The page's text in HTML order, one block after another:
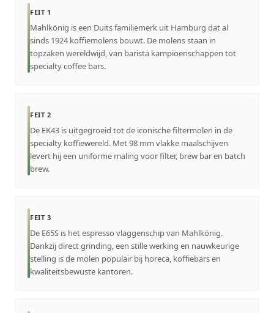
FEIT 1
Mahlkönig is een Duits familiemerk uit Hamburg dat al
sinds 1924 koffiemolens bouwt. De molens staan in
topzaken wereldwijd, van barista kampioenschappen tot
specialty coffee bars.
FEIT 2
De EK43 is uitgegroeid tot de iconische filtermolen in de
specialty koffiewereld. Met 98 mm vlakke maalschijven
levert hij een uniforme maling voor filter, brew bar en batch
brew.
FEIT 3
De E65S is het espresso vlaggenschip van Mahlkönig.
Dankzij direct grinding, een stille werking en nauwkeurige
stelling is de molen populair bij horeca, koffiebars en
kwaliteitsbewuste kantoren.